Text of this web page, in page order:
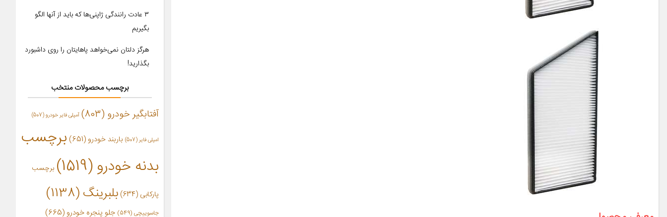
۳ عادت رانندگی ژاپنی‌ها که باید از آنها الگو
بگیریم
هرگز دلتان نمی‌خواهد پاهایتان را روی داشبورد
بگذارید!
برچسب محصولات منتخب
آفتابگیر خودرو (803) آمپلی فایر خودرو(507)
امپلی فایر (507) باربند خودرو(651)
برچسب
بدنه خودرو(1519) برچسب
پارکابی (634) بلبرینگ(1138)
جاسوییچی (549) جلو پنجره خودرو (665)